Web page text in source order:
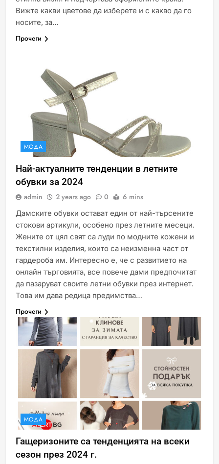
Вижте какви цветове да изберете и с какво да го
носите, за…
Прочети
МОДА
Най-актуалните тенденции в летните
обувки за 2024
admin 2 years ago 0 6 mins
Дамските обувки остават един от най-търсените
стокови артикули, особено през летните месеци.
Жените от цял свят са луди по модните кожени и
текстилни изделия, които са неизменна част от
гардероба им. Интересно е, че с развитието на
онлайн търговията, все повече дами предпочитат
да пазаруват своите летни обувки през интернет.
Това им дава редица предимства…
Прочети
МОДА
Гащеризоните са тенденцията на всеки
сезон през 2024 г.